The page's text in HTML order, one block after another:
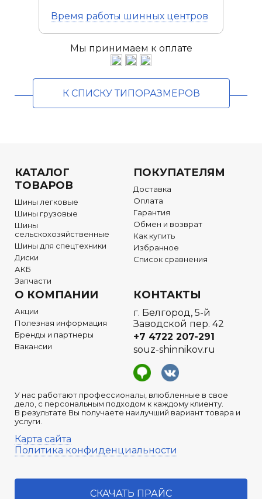
Время работы шинных центров
Мы принимаем к оплате
К СПИСКУ ТИПОРАЗМЕРОВ
КАТАЛОГ
ТОВАРОВ
Шины легковые
Шины грузовые
Шины
сельскохозяйственные
Шины для спецтехники
Диски
АКБ
Запчасти
ПОКУПАТЕЛЯМ
Доставка
Оплата
Гарантия
Обмен и возврат
Как купить
Избранное
Список сравнения
О КОМПАНИИ
Акции
Полезная информация
Бренды и партнеры
Вакансии
У нас работают профессионалы, влюбленные в свое
дело, с персональным подходом к каждому клиенту.
В результате Вы получаете наилучший вариант товара и
услуги.
Карта сайта
Политика конфиденциальности
КОНТАКТЫ
г. Белгород, 5-й
Заводской пер. 42
+7 4722 207-291
souz-shinnikov.ru
СКАЧАТЬ ПРАЙС